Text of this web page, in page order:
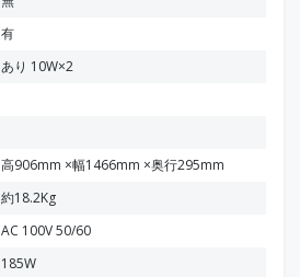
有
あり 10W×2
高906mm ×幅1466mm ×奥行295mm
約18.2Kg
AC 100V 50/60
185W